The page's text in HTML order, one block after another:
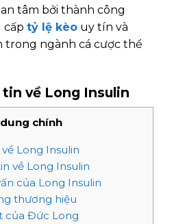
tâm bởi thành công
cấp tỷ lệ kèo uy tín và
ngành cá cược thể
về Long Insulin
chính
Long Insulin
về Long Insulin
của Long Insulin
thương hiệu
của Đức Long